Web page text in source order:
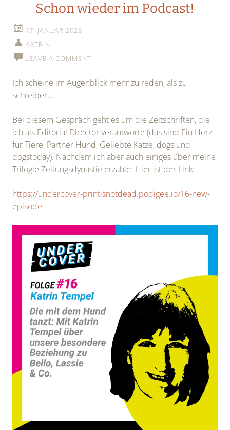
Schon wieder im Podcast!
17. JANUAR 2025
KATRIN
LEAVE A COMMENT
Ich scheine im Augenblick mehr zu reden, als zu
schreiben…
Bei diesem Gespräch geht es um die Zeitschriften, die
ich als Editorial Director verantworte (das sind Ein Herz
für Tiere, Partner Hund, Geliebte Katze, dogs und
dogstoday). Nachdem ich aber auch einiges über meine
Trilogie Zeitungsdynastie erzähle: Hier ist der Link:
https://undercover-printisnotdead.podigee.io/16-new-
episode